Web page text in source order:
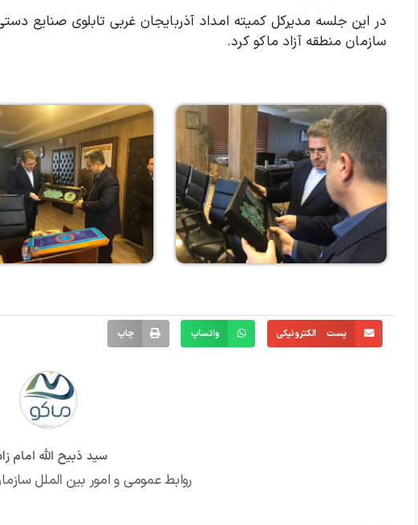
در این جلسه مدیرکل کمیته امداد آذربایجان غربی تابلوی صنایع
سازمان منطقه آزاد ماکو کرد.
پست الکترونیکی واتساپ چاپ
سید ذبیح الله امام
روابط عمومی و امور بین الملل